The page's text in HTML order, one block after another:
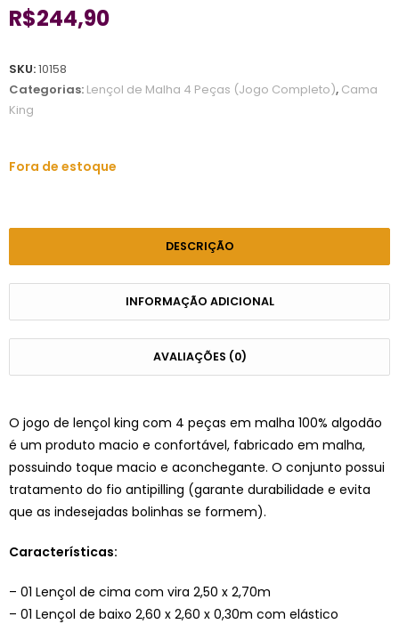
R$244,90
SKU:10158
Categorias: Lençol de Malha 4 Peças (Jogo Completo), Cama
King
Fora de estoque
DESCRIÇÃO
INFORMAÇÃO ADICIONAL
AVALIAÇÕES (0)
O jogo de lençol king com 4 peças em malha 100% algodão
é um produto macio e confortável, fabricado em malha,
possuindo toque macio e aconchegante. O conjunto possui
tratamento do fio antipilling (garante durabilidade e evita
que as indesejadas bolinhas se formem).
Características:
– 01 Lençol de cima com vira 2,50 x 2,70m
– 01 Lençol de baixo 2,60 x 2,60 x 0,30m com elástico